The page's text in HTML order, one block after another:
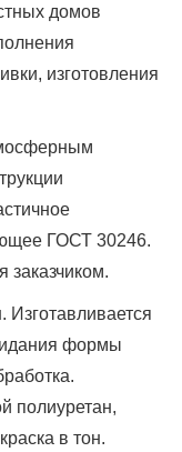
домов
изготовления
ГОСТ 30246.
заказчиком.
Изготавливается
формы
полиуретан,
в тон.